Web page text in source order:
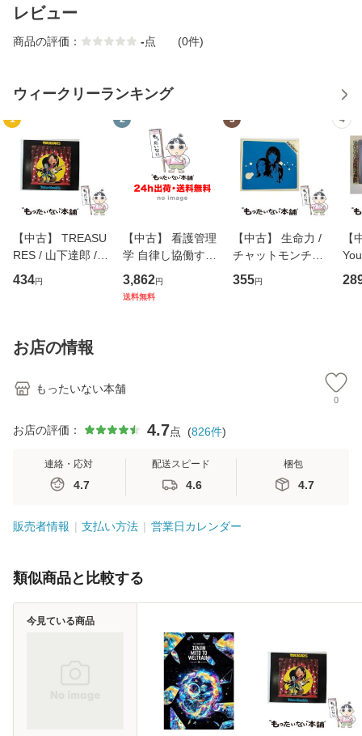
レビュー
商品の評価： -点 (0件)
ウィークリーランキング
1
【中古】 TREASU
RES / 山下達郎 /
イーストウエス
ト・ジャパン [CD]
434円
2
【中古】 看護管理
学 自律し協働する
専門職の看護マネ
ジメントスキル 改
3,862円
送料無料
3
【中古】 生命力 /
チャットモンチー /
キューンレコード
[CD]【メール便送
355円
4
【
のが
お店の情報
もったいない本舗
0
お店の評価： 4.7点 (826件)
連絡・応対
4.7
配送スピード
4.6
梱包
4.7
販売者情報 支払い方法 営業日カレンダー
類似商品と比較する
今見ている商品